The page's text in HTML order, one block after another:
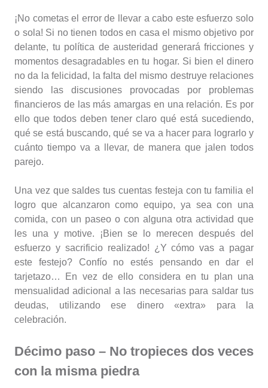
¡No cometas el error de llevar a cabo este esfuerzo solo
o sola! Si no tienen todos en casa el mismo objetivo por
delante, tu política de austeridad generará fricciones y
momentos desagradables en tu hogar. Si bien el dinero
no da la felicidad, la falta del mismo destruye relaciones
siendo las discusiones provocadas por problemas
financieros de las más amargas en una relación. Es por
ello que todos deben tener claro qué está sucediendo,
qué se está buscando, qué se va a hacer para lograrlo y
cuánto tiempo va a llevar, de manera que jalen todos
parejo.
Una vez que saldes tus cuentas festeja con tu familia el
logro que alcanzaron como equipo, ya sea con una
comida, con un paseo o con alguna otra actividad que
les una y motive. ¡Bien se lo merecen después del
esfuerzo y sacrificio realizado! ¿Y cómo vas a pagar
este festejo? Confío no estés pensando en dar el
tarjetazo… En vez de ello considera en tu plan una
mensualidad adicional a las necesarias para saldar tus
deudas, utilizando ese dinero «extra» para la
celebración.
Décimo paso – No tropieces dos veces
con la misma piedra